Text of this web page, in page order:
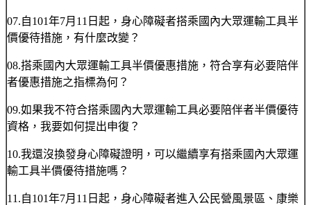
07.自101年7月11日起，身心障礙者搭乘國內大眾運輸工具半
價優待措施，有什麼改變？
08.搭乘國內大眾運輸工具半價優惠措施，符合享有必要陪伴
者優惠措施之指標為何？
09.如果我不符合搭乘國內大眾運輸工具必要陪伴者半價優待
資格，我要如何提出申復？
10.我還沒換發身心障礙證明，可以繼續享有搭乘國內大眾運
輸工具半價優待措施嗎？
11.自101年7月11日起，身心障礙者進入公民營風景區、康樂